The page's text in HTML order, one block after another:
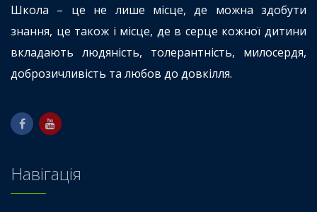
Школа – це не лише місце, де можна здобути
знання, це також і місце, де в серце кожної дитини
вкладають людяність, толерантність, милосердя,
доброзичливість та любов до довкілля.
Навігація